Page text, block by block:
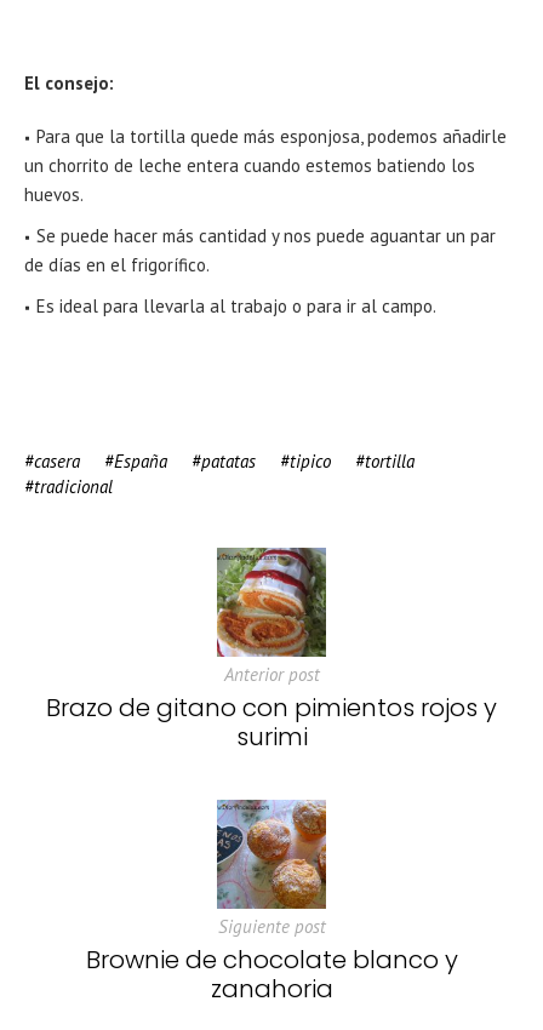
El consejo:
Para que la tortilla quede más esponjosa, podemos añadirle
un chorrito de leche entera cuando estemos batiendo los
huevos.
Se puede hacer más cantidad y nos puede aguantar un par
de días en el frigorífico.
Es ideal para llevarla al trabajo o para ir al campo.
casera España patatas tipico
tortilla
tradicional
Anterior post
Brazo de gitano con pimientos rojos y
surimi
Siguiente post
Brownie de chocolate blanco y
zanahoria